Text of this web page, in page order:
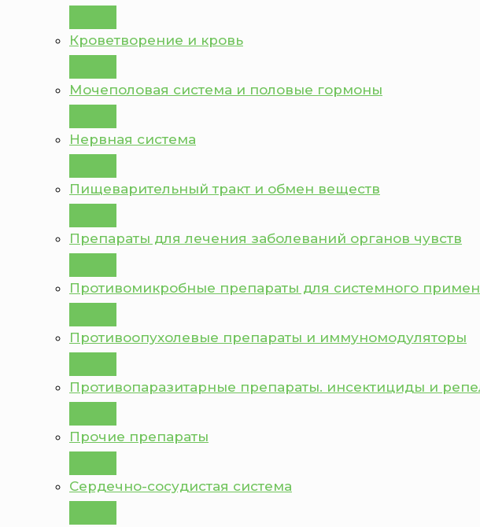
Кроветворение и кровь
Мочеполовая система и половые гормоны
Нервная система
Пищеварительный тракт и обмен веществ
Препараты для лечения заболеваний органов чувств
Противомикробные препараты для системного
Противоопухолевые препараты и иммуномодуляторы
Противопаразитарные препараты. инсектициды и
Прочие препараты
Сердечно-сосудистая система